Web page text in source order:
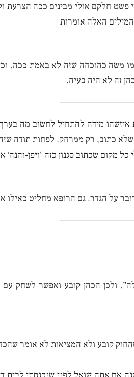
חלקם אולי מבינים ככה הצרעת
האלה אומרות
משה כהוכחה שזה לא באמת ככה.
זה לא היה בעיה.
מידה להתחיל לחשוב מה
כתוב, רק ממרחק. לפחות תודה
מקום שכתוב סגנון כזה ‘ויפן-והנה׳
על הגדר. גם הרופא מחליט כאילו
ולכן הכהן קובע ואפשר לשחק עם
קובע ולא המציאות לא אומר